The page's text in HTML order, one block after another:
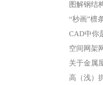
图解钢结
“秒画”檩
CAD中你
空间网架
关于金属
高（浅）